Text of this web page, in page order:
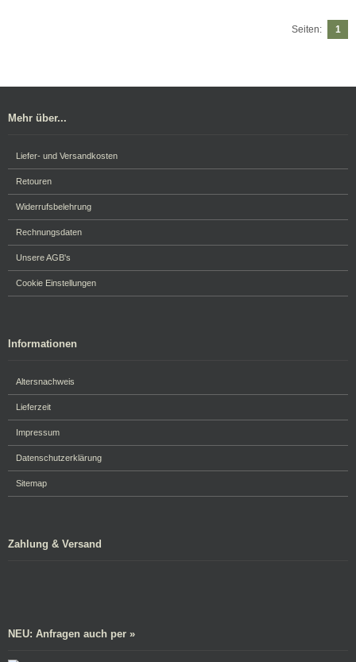
Seiten: 1
Mehr über...
Liefer- und Versandkosten
Retouren
Widerrufsbelehrung
Rechnungsdaten
Unsere AGB's
Cookie Einstellungen
Informationen
Altersnachweis
Lieferzeit
Impressum
Datenschutzerklärung
Sitemap
Zahlung & Versand
NEU: Anfragen auch per »